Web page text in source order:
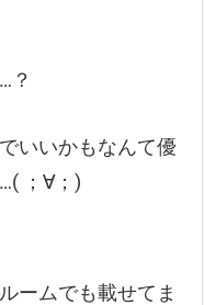
？
いいかもなんて優
；∀；)
ームでも載せてま